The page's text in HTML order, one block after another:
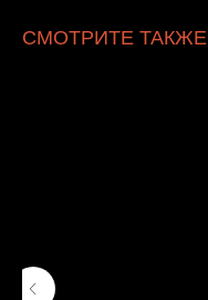
СМОТРИТЕ ТАКЖЕ